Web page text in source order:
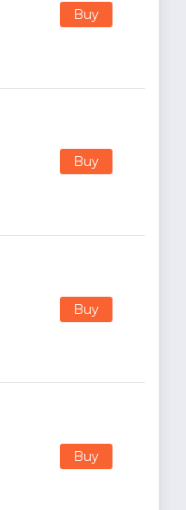
Buy
Buy
Buy
Buy